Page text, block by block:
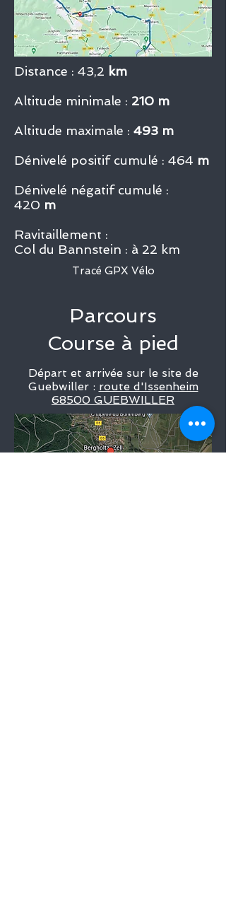
Distance : 43,2 km
Altitude minimale : 210 m
Altitude maximale : 493 m
Dénivelé positif cumulé : 464 m
Dénivelé négatif cumulé :
420 m
Ravitaillement :
Col du Bannstein : à 22 km
Tracé GPX Vélo
Parcours
Course à pied
Départ et arrivée sur le site de
Guebwiller : route d'Issenheim
68500 GUEBWILLER